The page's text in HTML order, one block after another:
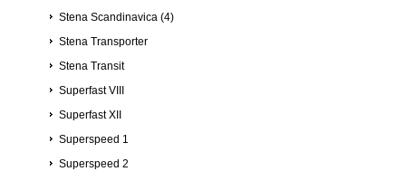
Stena Scandinavica (4)
Stena Transporter
Stena Transit
Superfast VIII
Superfast XII
Superspeed 1
Superspeed 2